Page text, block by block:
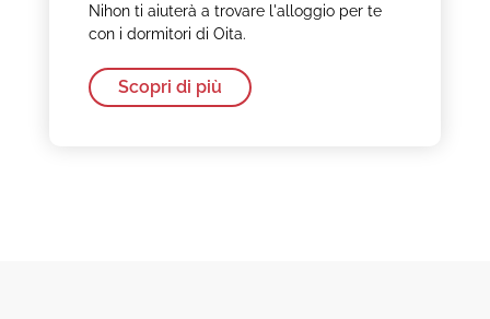
Nihon ti aiuterà a trovare l'alloggio per te
con i dormitori di Oita.
Scopri di più